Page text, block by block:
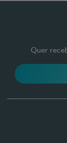
Quer